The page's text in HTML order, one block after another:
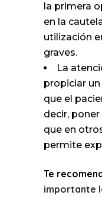
la primera
en la
utilización
graves.
La
propiciar
que el
decir,
que en
permite
Te
importante